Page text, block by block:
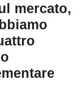
mercato,